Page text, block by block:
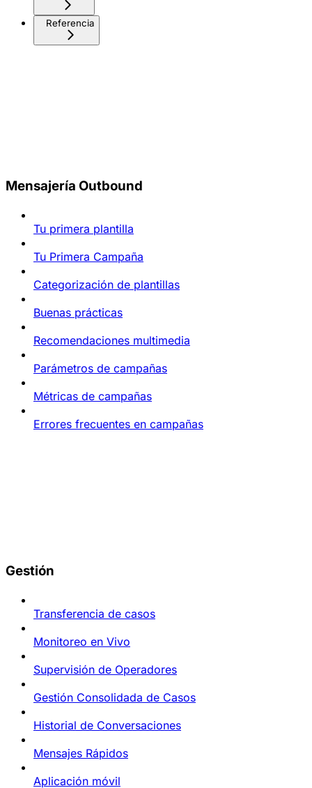
Referencia
Mensajería Outbound
Tu primera plantilla
Tu Primera Campaña
Categorización de plantillas
Buenas prácticas
Recomendaciones multimedia
Parámetros de campañas
Métricas de campañas
Errores frecuentes en campañas
Gestión
Transferencia de casos
Monitoreo en Vivo
Supervisión de Operadores
Gestión Consolidada de Casos
Historial de Conversaciones
Mensajes Rápidos
Aplicación móvil